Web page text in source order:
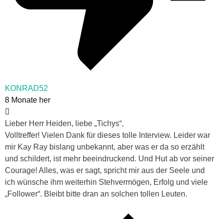
KONRAD52
8 Monate her
Lieber Herr Heiden, liebe „Tichys“,
Volltreffer! Vielen Dank für dieses tolle Interview. Leider war
mir Kay Ray bislang unbekannt, aber was er da so erzählt
und schildert, ist mehr beeindruckend. Und Hut ab vor seiner
Courage! Alles, was er sagt, spricht mir aus der Seele und
ich wünsche ihm weiterhin Stehvermögen, Erfolg und viele
„Follower“. Bleibt bitte dran an solchen tollen Leuten.